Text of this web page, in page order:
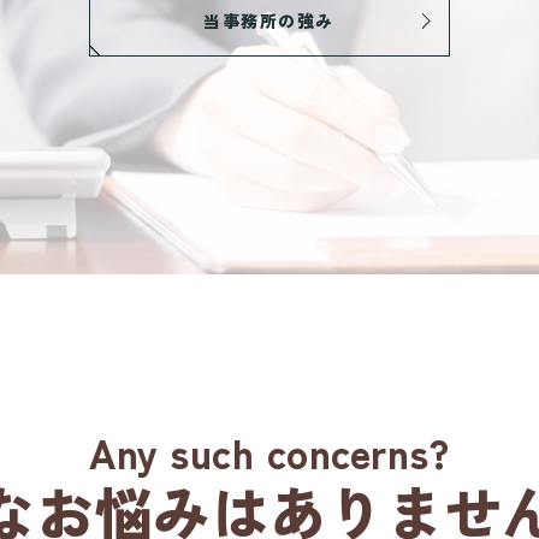
当事務所の強み
Any such concerns?
お悩みはありませ